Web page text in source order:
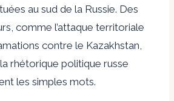
au sud de la Russie. Des
comme l’attaque territoriale
contre le Kazakhstan,
rhétorique politique russe
les simples mots.